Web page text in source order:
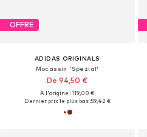
OFFRE
ADIDAS ORIGINALS
Mocassin 'Spezial'
De 94,50 €
À l'origine : 119,00 €
Dernier prix le plus bas :59,42 €